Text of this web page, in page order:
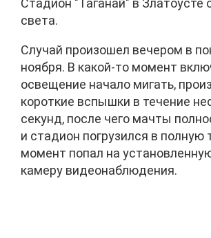
Стадион "Таганай" в Златоусте
света.
Случай произошел вечером в
ноября. В какой-то момент
освещение начало мигать,
короткие вспышки в течение
секунд, после чего мачты
и стадион погрузился в полную
момент попал на
камеру видеонаблюдения.